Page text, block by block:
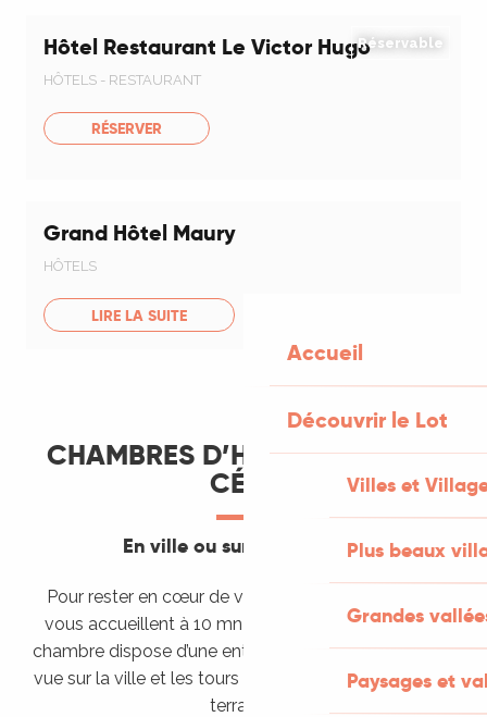
Accueil
Découvrir le Lot
Villes et
Plus beaux
Grandes
Paysages et
Hôtel Restaurant Le Victor Hugo
HÔTELS - RESTAURANT
RÉSERVER
Réservable
Grand Hôtel Maury
HÔTELS
LIRE LA SUITE
CHAMBRES D’HÔTES À SAINT-
CÉRÉ
En ville ou sur les hauteurs
Pour rester en cœur de ville,
vous accueillent à 10 mn à pied du centre-ville. La
chambre dispose d’une entrée indépendante et d’une
vue sur la ville et les tours de Saint-Laurent depuis la
terrasse.